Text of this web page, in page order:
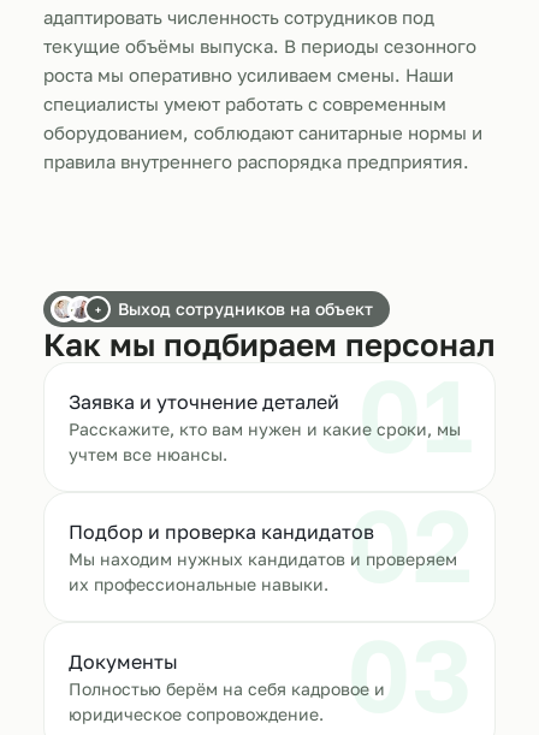
адаптировать численность сотрудников под
текущие объёмы выпуска. В периоды сезонного
роста мы оперативно усиливаем смены. Наши
специалисты умеют работать с современным
оборудованием, соблюдают санитарные нормы и
правила внутреннего распорядка предприятия.
+ Выход сотрудников на объект
Как мы подбираем персонал
01
Заявка и уточнение деталей
Расскажите, кто вам нужен и какие сроки, мы
учтем все нюансы.
02
Подбор и проверка кандидатов
Мы находим нужных кандидатов и проверяем
их профессиональные навыки.
03
Документы
Полностью берём на себя кадровое и
юридическое сопровождение.